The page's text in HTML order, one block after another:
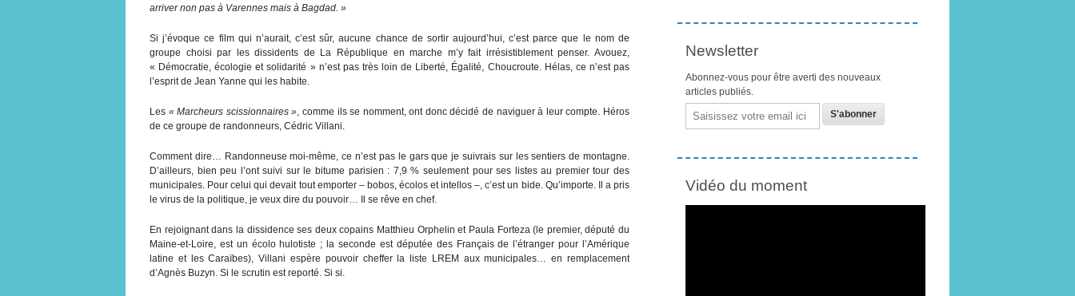
arriver non pas à Varennes mais à Bagdad. »
Si j’évoque ce film qui n’aurait, c’est sûr, aucune chance de sortir aujourd’hui, c’est parce que le nom de
groupe choisi par les dissidents de La République en marche m’y fait irrésistiblement penser. Avouez,
« Démocratie, écologie et solidarité » n’est pas très loin de Liberté, Égalité, Choucroute. Hélas, ce n’est pas
l’esprit de Jean Yanne qui les habite.
Les « Marcheurs scissionnaires », comme ils se nomment, ont donc décidé de naviguer à leur compte. Héros
de ce groupe de randonneurs, Cédric Villani.
Comment dire… Randonneuse moi-même, ce n’est pas le gars que je suivrais sur les sentiers de montagne.
D’ailleurs, bien peu l’ont suivi sur le bitume parisien : 7,9 % seulement pour ses listes au premier tour des
municipales. Pour celui qui devait tout emporter – bobos, écolos et intellos –, c’est un bide. Qu’importe. Il a pris
le virus de la politique, je veux dire du pouvoir… Il se rêve en chef.
En rejoignant dans la dissidence ses deux copains Matthieu Orphelin et Paula Forteza (le premier, député du
Maine-et-Loire, est un écolo hulotiste ; la seconde est députée des Français de l’étranger pour l’Amérique
latine et les Caraïbes), Villani espère pouvoir cheffer la liste LREM aux municipales… en remplacement
d’Agnès Buzyn. Si le scrutin est reporté. Si si.
Newsletter
Abonnez-vous pour être averti des nouveaux
articles publiés.
Email
Vidéo du moment